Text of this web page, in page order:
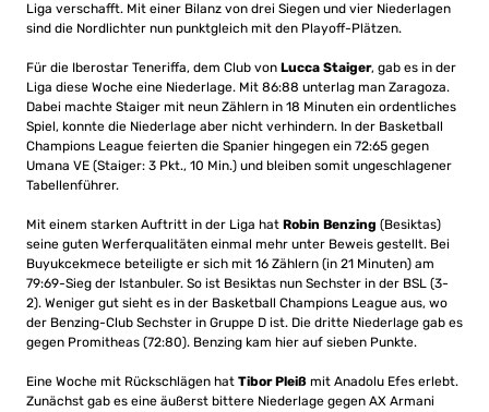
Liga verschafft. Mit einer Bilanz von drei Siegen und vier Niederlagen
sind die Nordlichter nun punktgleich mit den Playoff-Plätzen.
Für die Iberostar Teneriffa, dem Club von Lucca Staiger, gab es in der
Liga diese Woche eine Niederlage. Mit 86:88 unterlag man Zaragoza.
Dabei machte Staiger mit neun Zählern in 18 Minuten ein ordentliches
Spiel, konnte die Niederlage aber nicht verhindern. In der Basketball
Champions League feierten die Spanier hingegen ein 72:65 gegen
Umana VE (Staiger: 3 Pkt., 10 Min.) und bleiben somit ungeschlagener
Tabellenführer.
Mit einem starken Auftritt in der Liga hat Robin Benzing (Besiktas)
seine guten Werferqualitäten einmal mehr unter Beweis gestellt. Bei
Buyukcekmece beteiligte er sich mit 16 Zählern (in 21 Minuten) am
79:69-Sieg der Istanbuler. So ist Besiktas nun Sechster in der BSL (3-
2). Weniger gut sieht es in der Basketball Champions League aus, wo
der Benzing-Club Sechster in Gruppe D ist. Die dritte Niederlage gab es
gegen Promitheas (72:80). Benzing kam hier auf sieben Punkte.
Eine Woche mit Rückschlägen hat Tibor Pleiß mit Anadolu Efes erlebt.
Zunächst gab es eine äußerst bittere Niederlage gegen AX Armani